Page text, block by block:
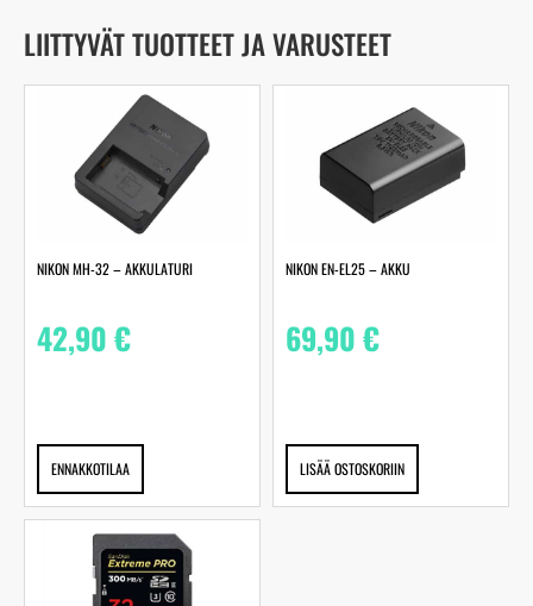
LIITTYVÄT TUOTTEET JA VARUSTEET
NIKON MH-32 – AKKULATURI
42,90€
ENNAKKOTILAA
NIKON EN-EL25 – AKKU
69,90€
LISÄÄ OSTOSKORIIN